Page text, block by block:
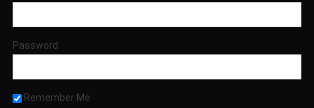
Password
Remember Me